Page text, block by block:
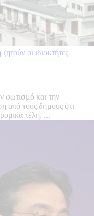
οι ιδιοκτήτες
φωτισμό και την
από τους δήμους ότι
τέλη, ...